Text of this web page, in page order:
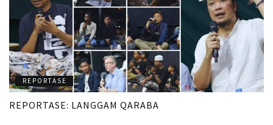
REPORTASE
REPORTASE: LANGGAM QARABA